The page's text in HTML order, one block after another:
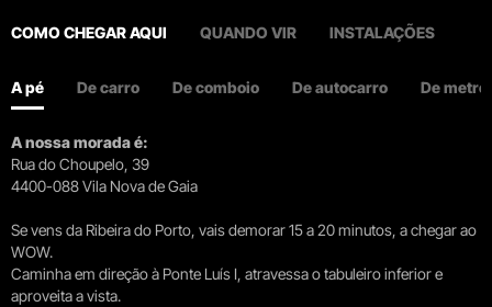
COMO CHEGAR AQUI QUANDO VIR INSTALAÇÕES
A pé De carro De comboio De autocarro De metro
A nossa morada é:
Rua do Choupelo, 39
4400-088 Vila Nova de Gaia
Se vens da Ribeira do Porto, vais demorar 15 a 20 minutos, a chegar ao
WOW.
Caminha em direção à Ponte Luís I, atravessa o tabuleiro inferior e
aproveita a vista.